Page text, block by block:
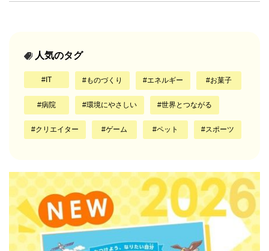
人気のタグ
IT ものづくり エネルギー お菓子
病院 環境にやさしい 世界とつながる
クリエイター ゲーム ペット スポーツ